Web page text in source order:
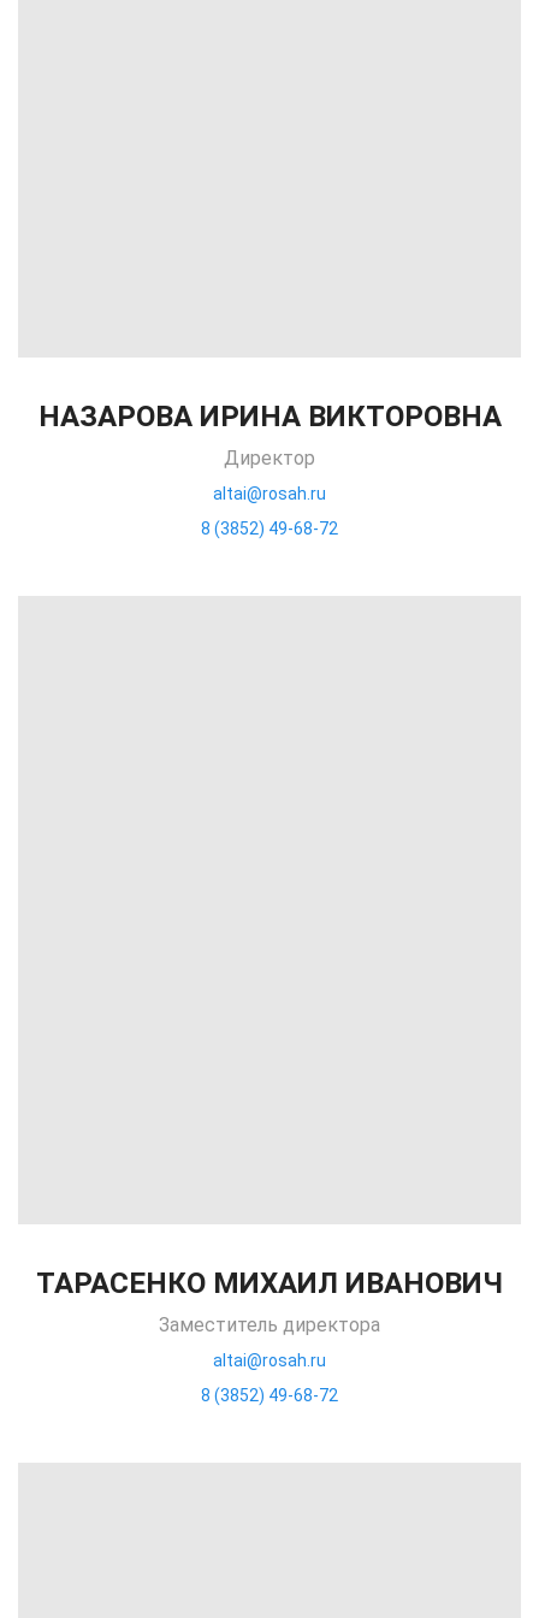
НАЗАРОВА ИРИНА ВИКТОРОВНА
Директор
altai@rosah.ru
8 (3852) 49-68-72
ТАРАСЕНКО МИХАИЛ ИВАНОВИЧ
Заместитель директора
altai@rosah.ru
8 (3852) 49-68-72